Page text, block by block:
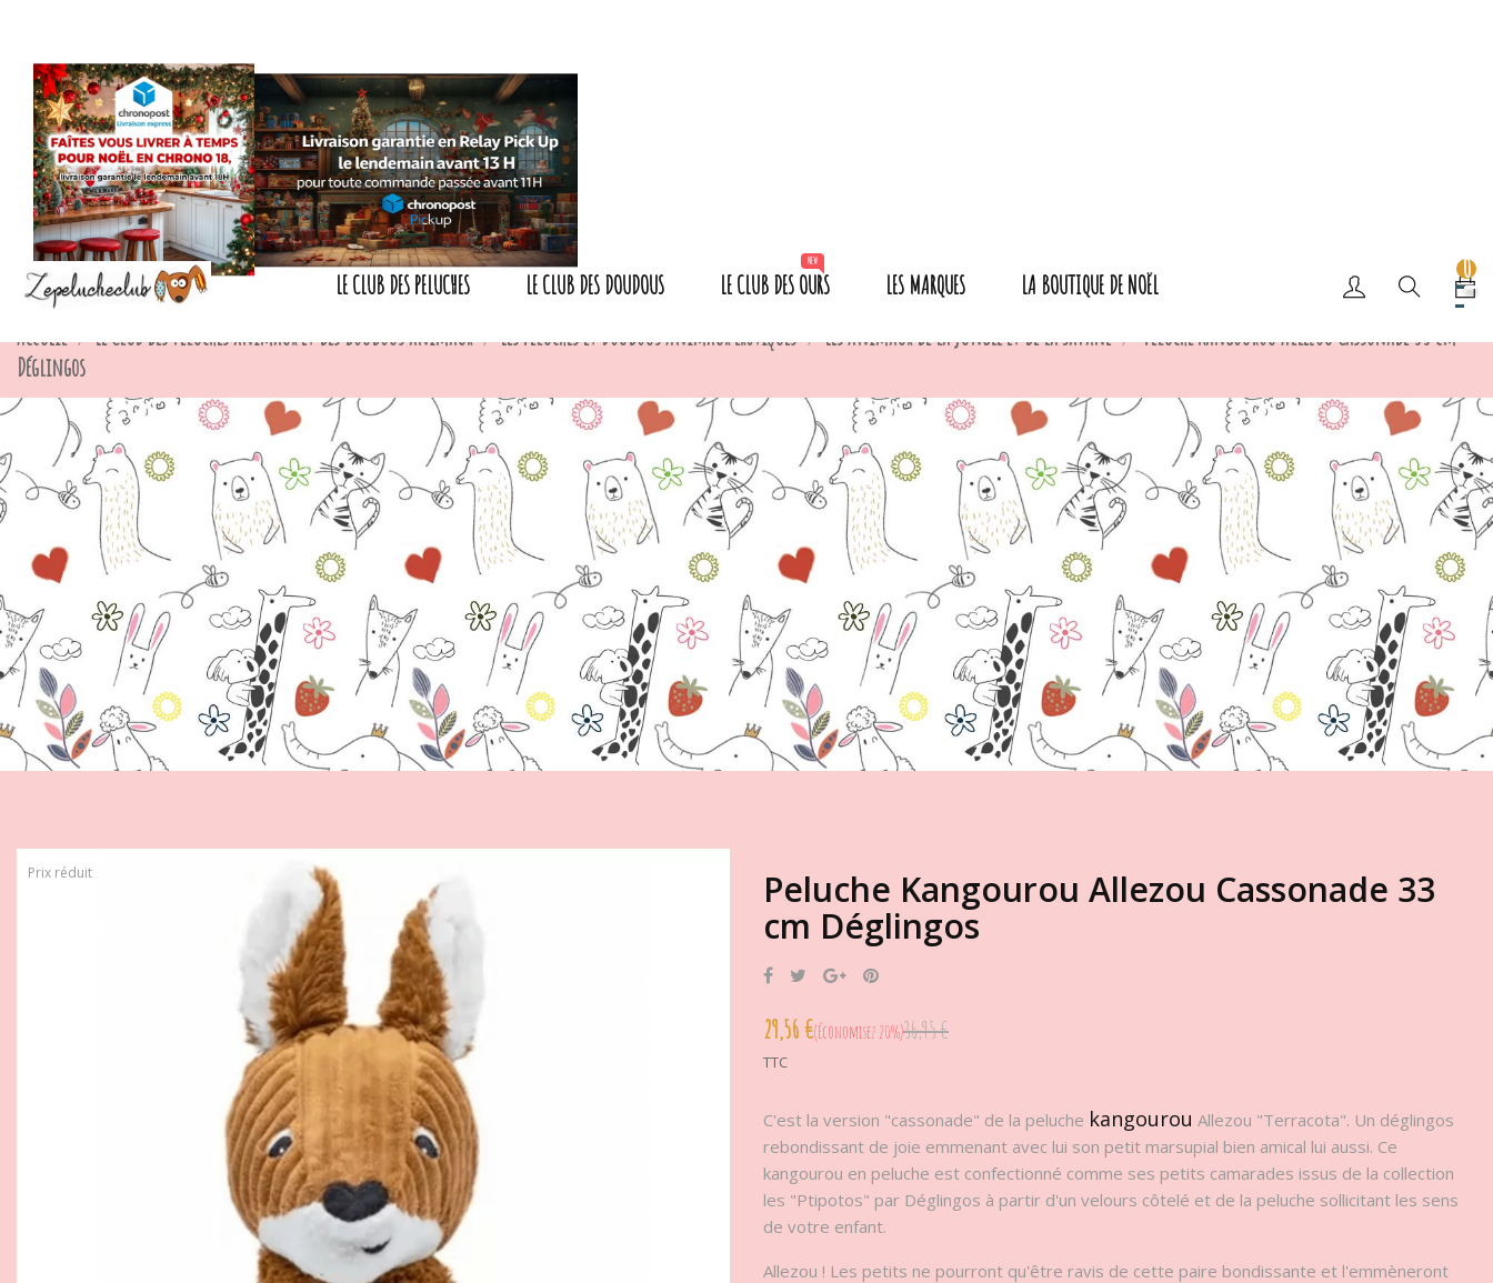
LE CLUB DES PELUCHES LE CLUB DES DOUDOUS LE CLUB DES OURS
NEW
LES MARQUES LA BOUTIQUE DE NOËL
0
Accueil Le Club des peluches animaux et des doudous animaux Les Peluches et Doudous Animaux Exotiques Les Animaux de la jungle et de la Savane
Peluche Kangourou Allezou Cassonade 33 cm
Déglingos
Prix réduit
Peluche Kangourou Allezou Cassonade 33
cm Déglingos
PartagerTweet Google+
29,56 € Économisez 20%36,95 €
TTC
C'est la version "cassonade" de la peluche kangourou Allezou "Terracota". Un déglingos
rebondissant de joie emmenant avec lui son petit marsupial bien amical lui aussi. Ce
kangourou en peluche est confectionné comme ses petits camarades issus de la collection
les "Ptipotos" par Déglingos à partir d'un velours côtelé et de la peluche sollicitant les sens
de votre enfant.
Allezou ! Les petits ne pourront qu'être ravis de cette paire bondissante et l'emmèneront